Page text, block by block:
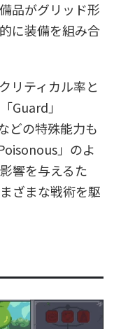
品がグリッド形
に装備を組み合
リティカル率と
Guard」
どの特殊能力も
」のよ
響を与えるた
ざまな戦術を駆